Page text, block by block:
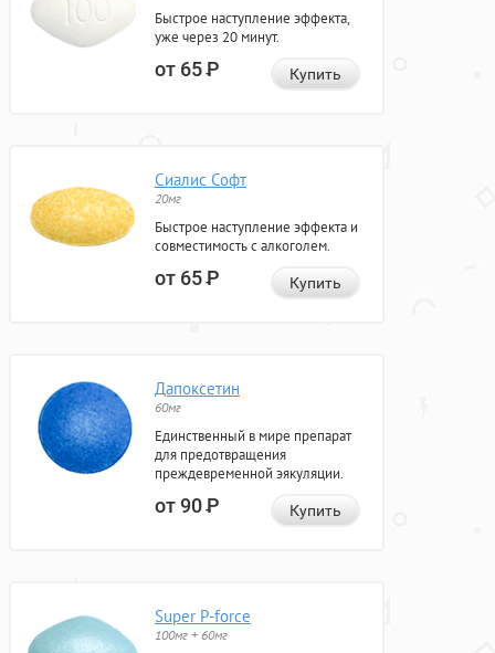
Быстрое наступление эффекта,
уже через 20 минут.
от 65Р Купить
Сиалис Софт
20мг
Быстрое наступление эффекта и
совместимость с алкоголем.
от 65Р Купить
Дапоксетин
60мг
Единственный в мире препарат
для предотвращения
преждевременной эякуляции.
от 90Р Купить
Super P-force
100мг + 60мг